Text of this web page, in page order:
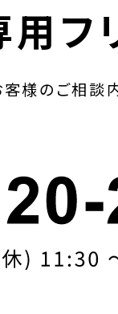
フ
客様のご相談